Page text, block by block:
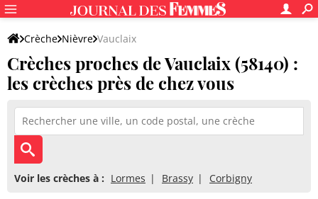
Crèche Nièvre Vauclaix
Crèches proches de Vauclaix (58140) :
les crèches près de chez vous
Voir les crèches à : Lormes Brassy Corbigny